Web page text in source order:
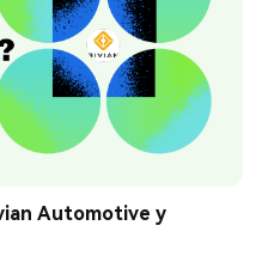
Automotive y